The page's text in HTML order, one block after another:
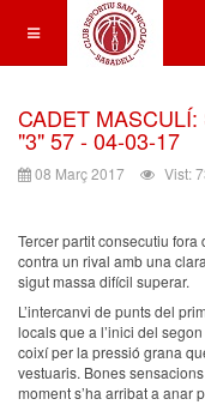
CADET
"3" 57 - 04-03-17
08 Març 2017 Vist:
Tercer partit consecutiu
contra un rival amb una
sigut massa difícil superar.
L’intercanvi de punts del
locals que a l’inici del
coixí per la pressió grana
vestuaris. Bones
moment s’ha arribat a anar